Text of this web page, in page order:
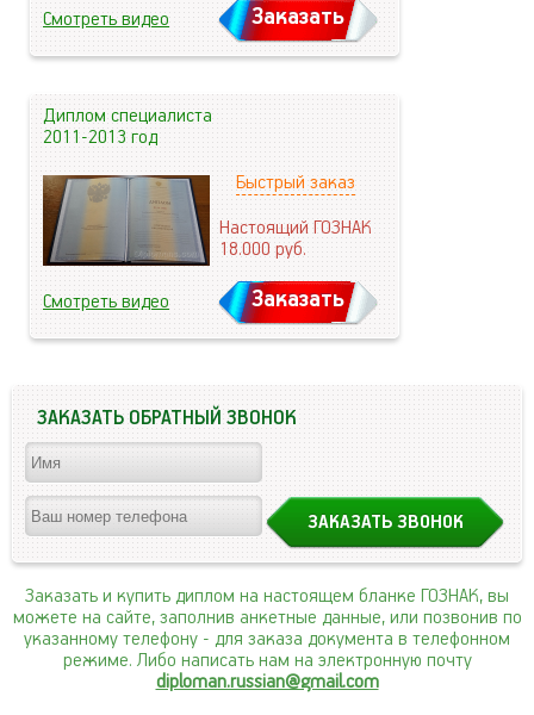
Смотреть видео Заказать
Диплом специалиста
2011-2013 год
Быстрый заказ
Настоящий ГОЗНАК
18.000руб.
Смотреть видео Заказать
ЗАКАЗАТЬ ОБРАТНЫЙ ЗВОНОК
Заказать и купить диплом на настоящем бланке ГОЗНАК, вы
можете на сайте, заполнив анкетные данные, или позвонив по
указанному телефону - для заказа документа в телефонном
режиме. Либо написать нам на электронную почту
diploman.russian@gmail.com